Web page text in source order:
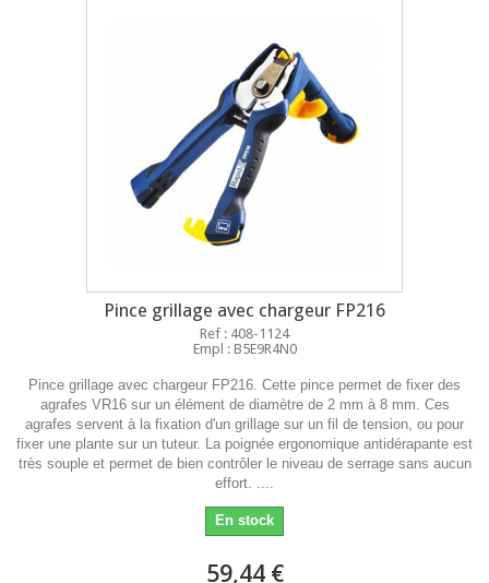
Pince grillage avec chargeur FP216
Ref : 408-1124
Empl : B5E9R4N0
Pince grillage avec chargeur FP216. Cette pince permet de fixer des
agrafes VR16 sur un élément de diamètre de 2 mm à 8 mm. Ces
agrafes servent à la fixation d'un grillage sur un fil de tension, ou pour
fixer une plante sur un tuteur. La poignée ergonomique antidérapante est
très souple et permet de bien contrôler le niveau de serrage sans aucun
effort. ....
En stock
59,44 €